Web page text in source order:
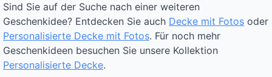
Sind Sie auf der Suche nach einer weiteren
Geschenkidee? Entdecken Sie auch Decke mit Fotos oder
Personalisierte Decke mit Fotos. Für noch mehr
Geschenkideen besuchen Sie unsere Kollektion
Personalisierte Decke.